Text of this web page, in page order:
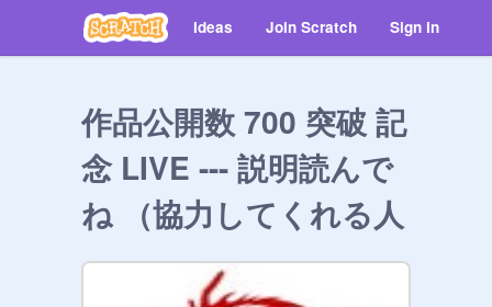
Ideas Join Scratch Sign in
作品公開数 700 突破 記
念 LIVE --- 説明読んで
ね （協力してくれる人
募集）